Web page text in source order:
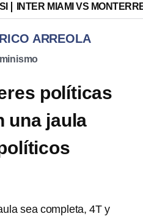
INTER MIAMI VS
ARREOLA
políticas
una jaula
sea completa, 4T y